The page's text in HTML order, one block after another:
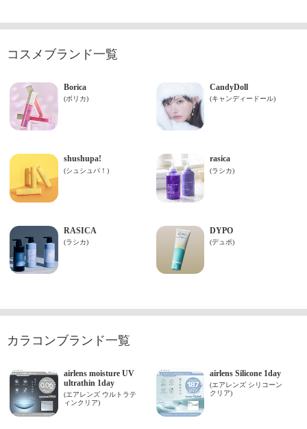
コスメブランド一覧
カラコンブランド一覧